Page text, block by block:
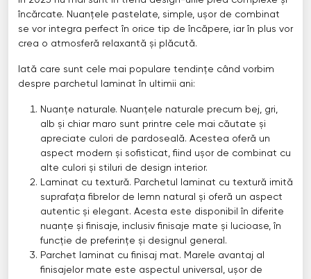
încărcate. Nuanțele pastelate, simple, ușor de combinat
se vor integra perfect în orice tip de încăpere, iar în plus vor
crea o atmosferă relaxantă și plăcută.
Iată care sunt cele mai populare tendințe când vorbim
despre parchetul laminat în ultimii ani:
Nuanțe naturale. Nuanțele naturale precum bej, gri,
alb și chiar maro sunt printre cele mai căutate și
apreciate culori de pardoseală. Acestea oferă un
aspect modern și sofisticat, fiind ușor de combinat cu
alte culori și stiluri de design interior.
Laminat cu textură. Parchetul laminat cu textură imită
suprafața fibrelor de lemn natural și oferă un aspect
autentic și elegant. Acesta este disponibil în diferite
nuanțe și finisaje, inclusiv finisaje mate și lucioase, în
funcție de preferințe și designul general.
Parchet laminat cu finisaj mat. Marele avantaj al
finisajelor mate este aspectul universal, ușor de